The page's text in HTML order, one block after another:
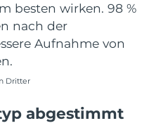
besten wirken. 98 %
nach der
Aufnahme von
Dritter
abgestimmt